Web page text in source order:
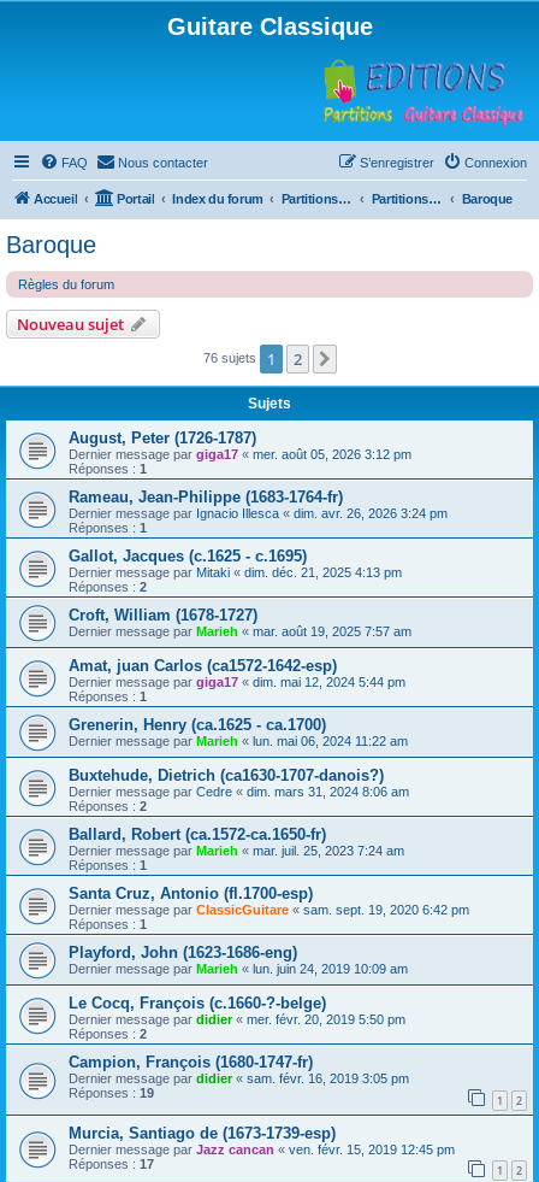
Guitare Classique
FAQ Nous contacter Connexion
S’enregistrer
Accueil Portail Index du forum Partitions pour guitare en libre téléchargement Partitions classées par compositeur Baroque
Baroque
Règles du forum
Nouveau sujet
76 sujets 1 2
Sujets
August, Peter (1726-1787)
Dernier message par giga17 « mer. août 05, 2026 3:12 pm
Réponses : 1
Rameau, Jean-Philippe (1683-1764-fr)
Dernier message par Ignacio Illesca « dim. avr. 26, 2026 3:24 pm
Réponses : 1
Gallot, Jacques (c.1625 - c.1695)
Dernier message par Mitaki « dim. déc. 21, 2025 4:13 pm
Réponses : 2
Croft, William (1678-1727)
Dernier message par Marieh « mar. août 19, 2025 7:57 am
Amat, juan Carlos (ca1572-1642-esp)
Dernier message par giga17 « dim. mai 12, 2024 5:44 pm
Réponses : 1
Grenerin, Henry (ca.1625 - ca.1700)
Dernier message par Marieh « lun. mai 06, 2024 11:22 am
Buxtehude, Dietrich (ca1630-1707-danois?)
Dernier message par Cedre « dim. mars 31, 2024 8:06 am
Réponses : 2
Ballard, Robert (ca.1572-ca.1650-fr)
Dernier message par Marieh « mar. juil. 25, 2023 7:24 am
Réponses : 1
Santa Cruz, Antonio (fl.1700-esp)
Dernier message par ClassicGuitare « sam. sept. 19, 2020 6:42 pm
Réponses : 1
Playford, John (1623-1686-eng)
Dernier message par Marieh « lun. juin 24, 2019 10:09 am
Le Cocq, François (c.1660-?-belge)
Dernier message par didier« mer. févr. 20, 2019 5:50 pm
Réponses : 2
Campion, François (1680-1747-fr)
Dernier message par didier« sam. févr. 16, 2019 3:05 pm
Réponses : 19 1 2
Murcia, Santiago de (1673-1739-esp)
Dernier message par Jazz cancan « ven. févr. 15, 2019 12:45 pm
Réponses : 17 1 2